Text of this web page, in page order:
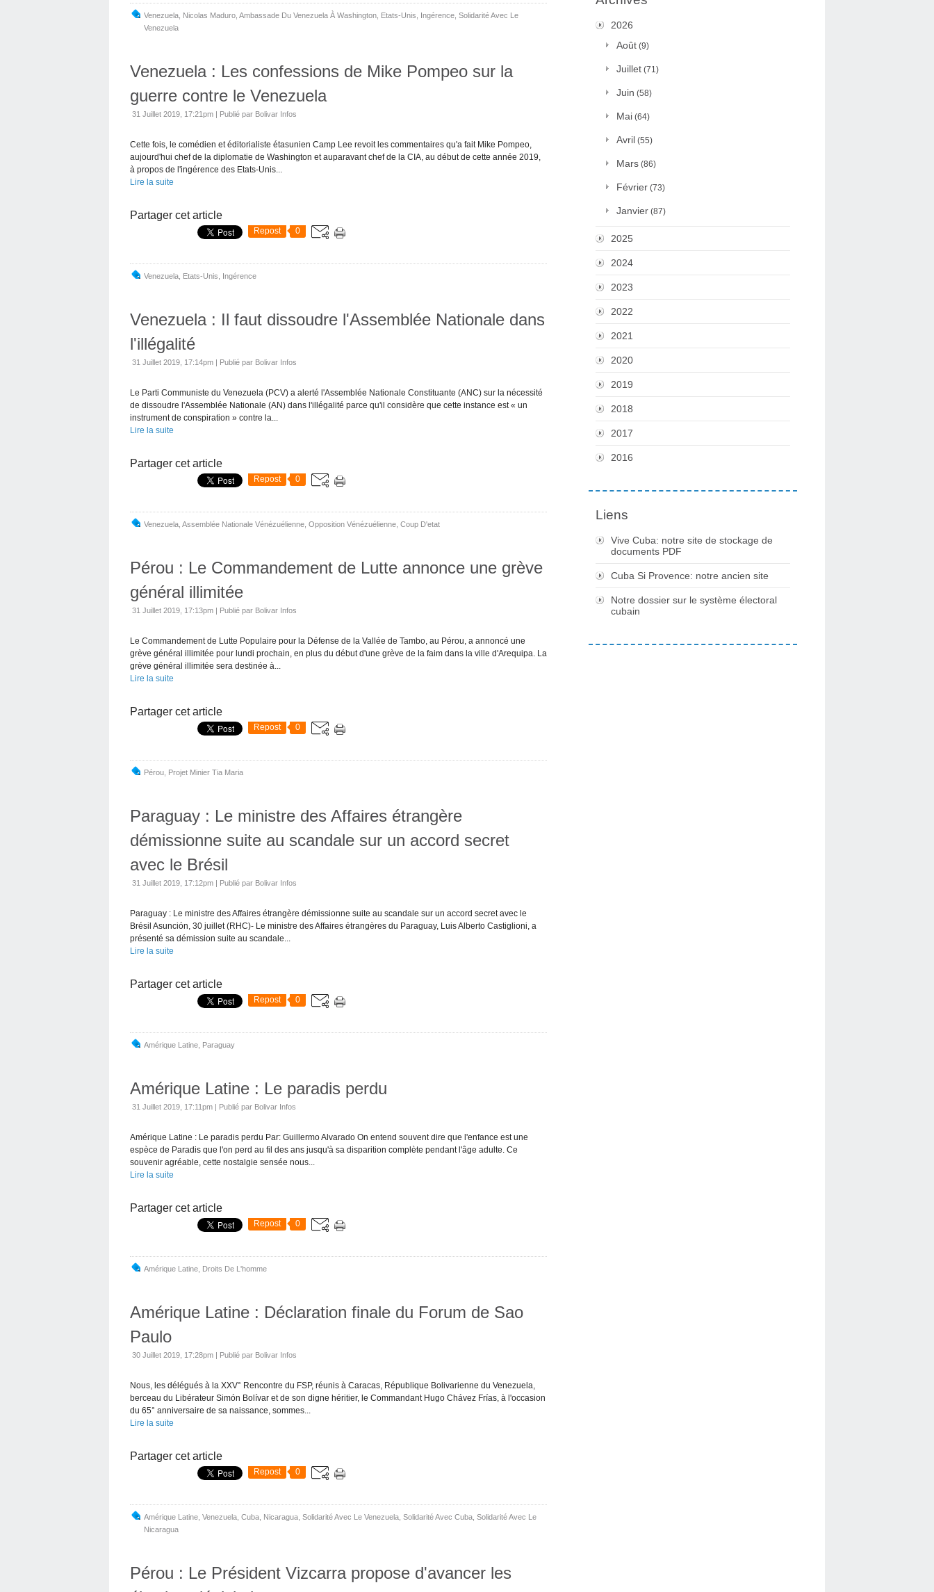
Venezuela Nicolas Maduro Ambassade Du Venezuela À Washington Etats-Unis Ingérence Solidarité Avec Le
Venezuela
Venezuela : Les confessions de Mike Pompeo sur la
guerre contre le Venezuela
31 Juillet 2019, 17:21pm | Publié par Bolivar Infos
Cette fois, le comédien et éditorialiste étasunien Camp Lee revoit les commentaires qu'a fait Mike Pompeo,
aujourd'hui chef de la diplomatie de Washington et auparavant chef de la CIA, au début de cette année 2019,
à propos de l'ingérence des Etats-Unis...
Lire la suite
Partager cet article
Repost 0
Venezuela Etats-Unis Ingérence
Venezuela : Il faut dissoudre l'Assemblée Nationale dans
l'illégalité
31 Juillet 2019, 17:14pm | Publié par Bolivar Infos
Le Parti Communiste du Venezuela (PCV) a alerté l'Assemblée Nationale Constituante (ANC) sur la nécessité
de dissoudre l'Assemblée Nationale (AN) dans l'illégalité parce qu'il considère que cette instance est « un
instrument de conspiration » contre la...
Lire la suite
Partager cet article
Repost 0
Venezuela Assemblée Nationale Vénézuélienne Opposition Vénézuélienne Coup D'etat
Pérou : Le Commandement de Lutte annonce une grève
général illimitée
31 Juillet 2019, 17:13pm | Publié par Bolivar Infos
Le Commandement de Lutte Populaire pour la Défense de la Vallée de Tambo, au Pérou, a annoncé une
grève général illimitée pour lundi prochain, en plus du début d'une grève de la faim dans la ville d'Arequipa. La
grève général illimitée sera destinée à...
Lire la suite
Partager cet article
Repost 0
Pérou Projet Minier Tia Maria
Paraguay : Le ministre des Affaires étrangère
démissionne suite au scandale sur un accord secret
avec le Brésil
31 Juillet 2019, 17:12pm | Publié par Bolivar Infos
Paraguay : Le ministre des Affaires étrangère démissionne suite au scandale sur un accord secret avec le
Brésil Asunción, 30 juillet (RHC)- Le ministre des Affaires étrangères du Paraguay, Luis Alberto Castiglioni, a
présenté sa démission suite au scandale...
Lire la suite
Partager cet article
Repost 0
Amérique Latine Paraguay
Amérique Latine : Le paradis perdu
31 Juillet 2019, 17:11pm | Publié par Bolivar Infos
Amérique Latine : Le paradis perdu Par: Guillermo Alvarado On entend souvent dire que l'enfance est une
espèce de Paradis que l'on perd au fil des ans jusqu'à sa disparition complète pendant l'âge adulte. Ce
souvenir agréable, cette nostalgie sensée nous...
Lire la suite
Partager cet article
Repost 0
Amérique Latine Droits De L'homme
Amérique Latine : Déclaration finale du Forum de Sao
Paulo
30 Juillet 2019, 17:28pm | Publié par Bolivar Infos
Nous, les délégués à la XXV° Rencontre du FSP, réunis à Caracas, République Bolivarienne du Venezuela,
berceau du Libérateur Simón Bolívar et de son digne héritier, le Commandant Hugo Chávez Frías, à l'occasion
du 65° anniversaire de sa naissance, sommes...
Lire la suite
Partager cet article
Repost 0
Amérique Latine Venezuela Cuba Nicaragua Solidarité Avec Le Venezuela Solidarité Avec Cuba Solidarité Avec Le
Nicaragua
Pérou : Le Président Vizcarra propose d'avancer les
2026
Août (9)
Juillet (71)
Juin (58)
Mai (64)
Avril (55)
Mars (86)
Février (73)
Janvier (87)
2025
2024
2023
2022
2021
2020
2019
2018
2017
2016
Liens
Vive Cuba: notre site de stockage de
documents PDF
Cuba Si Provence: notre ancien site
Notre dossier sur le système électoral
cubain